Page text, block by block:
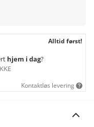
Alltid først!
hjem i dag?
Kontaktløs levering